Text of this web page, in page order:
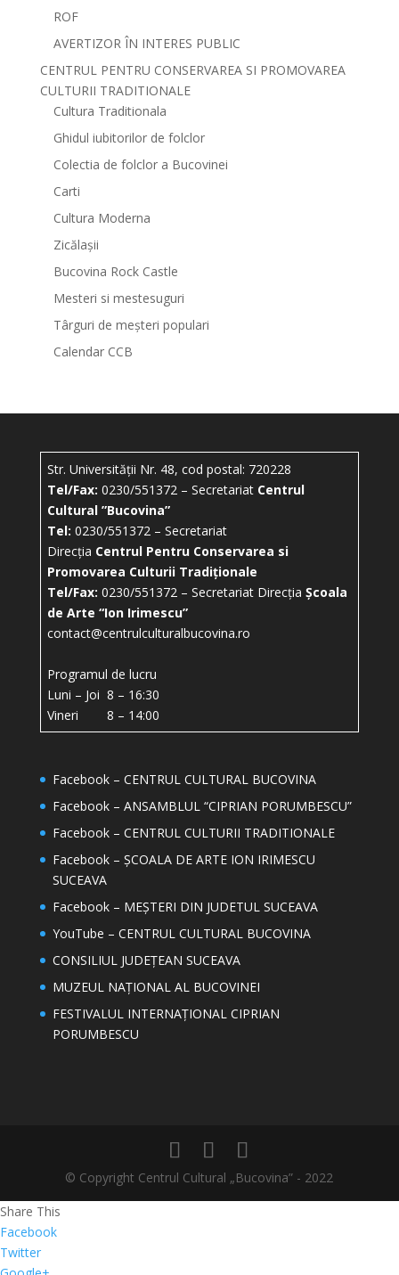
ROF
AVERTIZOR ÎN INTERES PUBLIC
CENTRUL PENTRU CONSERVAREA SI PROMOVAREA
CULTURII TRADITIONALE
Cultura Traditionala
Ghidul iubitorilor de folclor
Colectia de folclor a Bucovinei
Carti
Cultura Moderna
Zicălașii
Bucovina Rock Castle
Mesteri si mestesuguri
Târguri de meșteri populari
Calendar CCB
Str. Universității Nr. 48, cod postal: 720228
Tel/Fax: 0230/551372 – Secretariat Centrul
Cultural ”Bucovina”
Tel: 0230/551372 – Secretariat
Direcția Centrul Pentru Conservarea si
Promovarea Culturii Tradiționale
Tel/Fax: 0230/551372 – Secretariat Direcția Școala
de Arte “Ion Irimescu”
contact@centrulculturalbucovina.ro
Programul de lucru
Luni – Joi 8 – 16:30
Vineri 8 – 14:00
Facebook – CENTRUL CULTURAL BUCOVINA
Facebook – ANSAMBLUL “CIPRIAN PORUMBESCU”
Facebook – CENTRUL CULTURII TRADITIONALE
Facebook – ȘCOALA DE ARTE ION IRIMESCU
SUCEAVA
Facebook – MEȘTERI DIN JUDETUL SUCEAVA
YouTube – CENTRUL CULTURAL BUCOVINA
CONSILIUL JUDEȚEAN SUCEAVA
MUZEUL NAȚIONAL AL BUCOVINEI
FESTIVALUL INTERNAȚIONAL CIPRIAN
PORUMBESCU
© Copyright Centrul Cultural „Bucovina” - 2022
Share This
Facebook
Twitter